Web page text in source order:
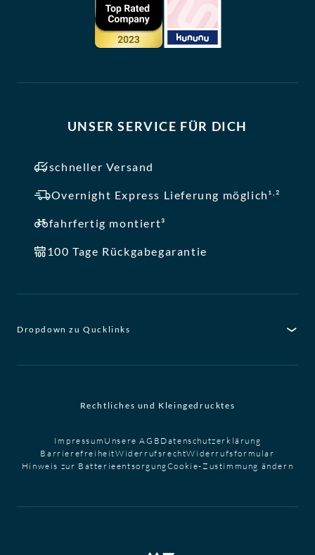
UNSER SERVICE FÜR DICH
schneller Versand
Overnight Express Lieferung möglich¹ ,²
fahrfertig montiert³
100 Tage Rückgabegarantie
Dropdown zu Qucklinks
Rechtliches und Kleingedrucktes
Impressum Unsere AGB Datenschutzerklärung
BarrierefreiheitWiderrufsrechtWiderrufsformular
Hinweis zur BatterieentsorgungCookie-Zustimmung ändern